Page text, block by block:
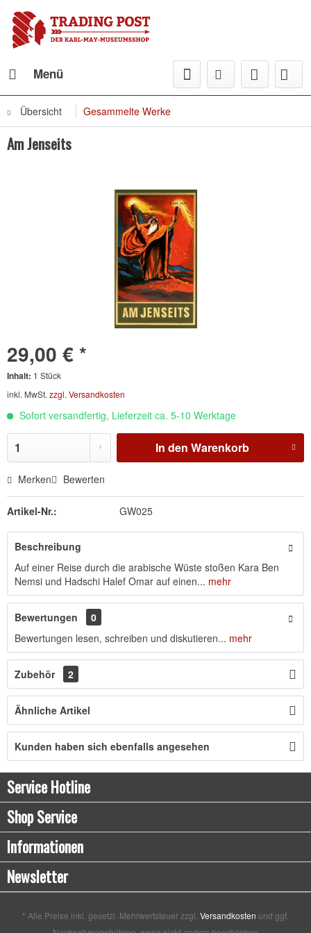
Menü
Übersicht Gesammelte Werke
Am Jenseits
29,00 € *
Inhalt: 1 Stück
inkl. MwSt. zzgl. Versandkosten
Sofort versandfertig, Lieferzeit ca. 5-10 Werktage
In den Warenkorb
Merken Bewerten
Artikel-Nr.: GW025
Beschreibung
Auf einer Reise durch die arabische Wüste stoßen Kara Ben
Nemsi und Hadschi Halef Omar auf einen... mehr
Bewertungen
0
Bewertungen lesen, schreiben und diskutieren... mehr
Zubehör 2
Ähnliche Artikel
Kunden haben sich ebenfalls angesehen
Service Hotline
Shop Service
Informationen
Newsletter
* Alle Preise inkl. gesetzl. Mehrwertsteuer zzgl. Versandkosten und ggf.